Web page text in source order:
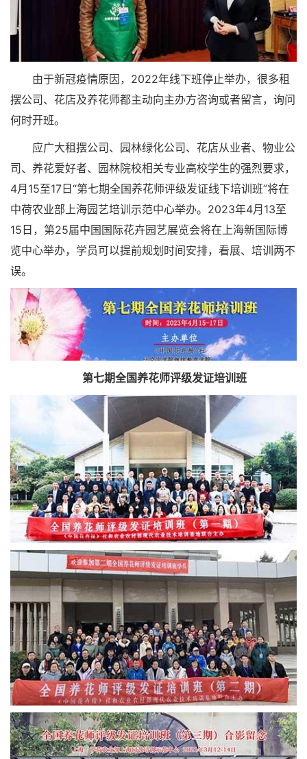
由于新冠疫情原因，2022年线下班停止举办，很多租
摆公司、花店及养花师都主动向主办方咨询或者留言，询问
何时开班。
应广大租摆公司、园林绿化公司、花店从业者、物业公
司、养花爱好者、园林院校相关专业高校学生的强烈要求，
4月15至17日“第七期全国养花师评级发证线下培训班”将在
中荷农业部上海园艺培训示范中心举办。2023年4月13至
15日，第25届中国国际花卉园艺展览会将在上海新国际博
览中心举办，学员可以提前规划时间安排，看展、培训两不
误。
第七期全国养花师评级发证培训班